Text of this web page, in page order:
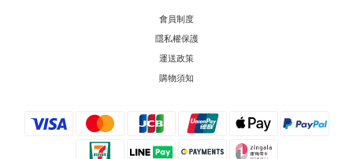
會員制度
隱私權保護
運送政策
購物須知